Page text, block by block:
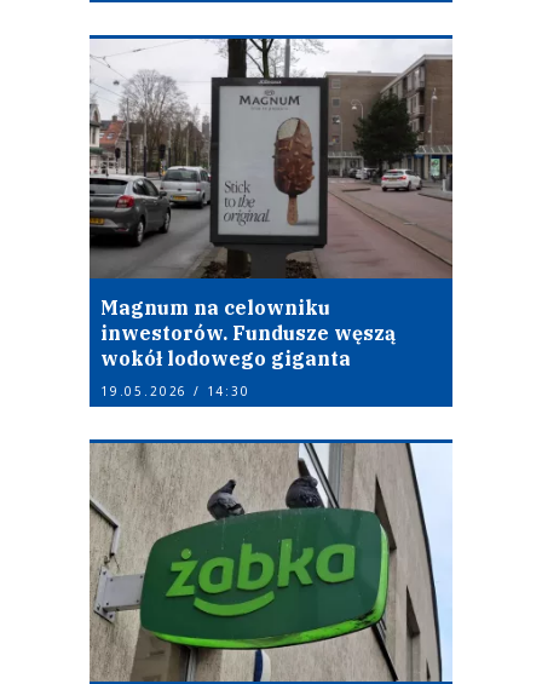
Magnum na celowniku
inwestorów. Fundusze węszą
wokół lodowego giganta
19.05.2026 / 14:30